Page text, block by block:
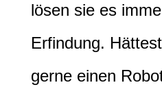
lösen sie es
Erfindung.
gerne einen